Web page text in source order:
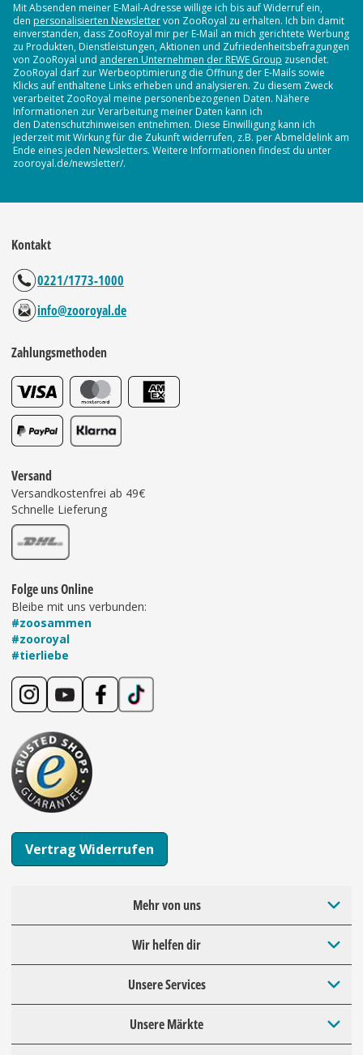
Mit Absenden meiner E-Mail-Adresse willige ich bis auf Widerruf ein,
den personalisierten Newslettervon ZooRoyal zu erhalten. Ich bin damit
einverstanden, dass ZooRoyal mir per E-Mail an mich gerichtete Werbung
zu Produkten, Dienstleistungen, Aktionen und Zufriedenheitsbefragungen
von ZooRoyal und anderen Unternehmen der REWE Group zusendet.
ZooRoyal darf zur Werbeoptimierung die Öffnung der E-Mails sowie
Klicks auf enthaltene Links erheben und analysieren. Zu diesem Zweck
verarbeitet ZooRoyal meine personenbezogenen Daten. Nähere
Informationen zur Verarbeitung meiner Daten kann ich
den Datenschutzhinweisen entnehmen. Diese Einwilligung kann ich
jederzeit mit Wirkung für die Zukunft widerrufen, z.B. per Abmeldelink am
Ende eines jeden Newsletters. Weitere Informationen findest du unter
zooroyal.de/newsletter/.
Kontakt
0221/1773-1000
info@zooroyal.de
Zahlungsmethoden
Versand
Versandkostenfrei ab 49€
Schnelle Lieferung
Folge uns Online
Bleibe mit uns verbunden:
#zoosammen
#zooroyal
#tierliebe
Vertrag Widerrufen
Mehr von uns
Wir helfen dir
Unsere Services
Unsere Märkte